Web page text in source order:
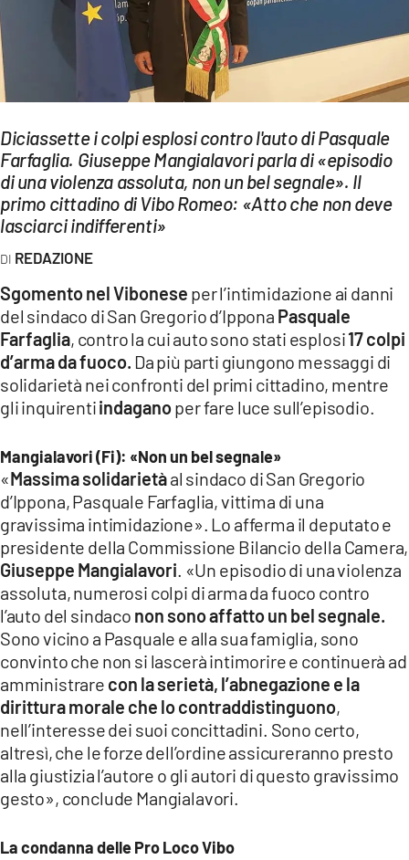
Streaming
LAC ONAIR
LaC
Network
LACPLAY.IT
LACTV.IT
LACONAIR.IT
LACITYMAG.IT
ILREGGINO.IT
COSENZACHANNEL.IT
ILVIBONESE.IT
CATANZAROCHANNEL.IT
LACAPITALENEWS.IT
App
ANDROID
APPLE
Diciassette i colpi esplosi contro l'auto di Pasquale
Farfaglia. Giuseppe Mangialavori parla di «episodio
di una violenza assoluta, non un bel segnale». Il
primo cittadino di Vibo Romeo: «Atto che non deve
lasciarci indifferenti»
REDAZIONE
Sgomento nel Vibonese per l’intimidazione ai danni
del sindaco di San Gregorio d’Ippona Pasquale
Farfaglia, contro la cui auto sono stati esplosi17 colpi
d’arma da fuoco. Da più parti giungono messaggi di
solidarietà nei confronti del primi cittadino, mentre
gli inquirentiindaganoper fare luce sull’episodio.
Mangialavori (Fi): «Non un bel segnale»
«Massima solidarietàal sindaco di San Gregorio
d’Ippona, Pasquale Farfaglia, vittima di una
gravissima intimidazione». Lo afferma il deputato e
presidente della Commissione Bilancio della Camera,
Giuseppe Mangialavori . «Un episodio di una violenza
assoluta, numerosi colpi di arma da fuoco contro
l’auto del sindaco non sono affatto un bel segnale.
Sono vicino a Pasquale e alla sua famiglia, sono
convinto che non si lascerà intimorire e continuerà ad
amministrare con la serietà, l’abnegazione e la
dirittura morale che lo contraddistinguono,
nell’interesse dei suoi concittadini. Sono certo,
altresì, che le forze dell’ordine assicureranno presto
alla giustizia l’autore o gli autori di questo gravissimo
gesto», conclude Mangialavori.
La condanna delle Pro Loco Vibo